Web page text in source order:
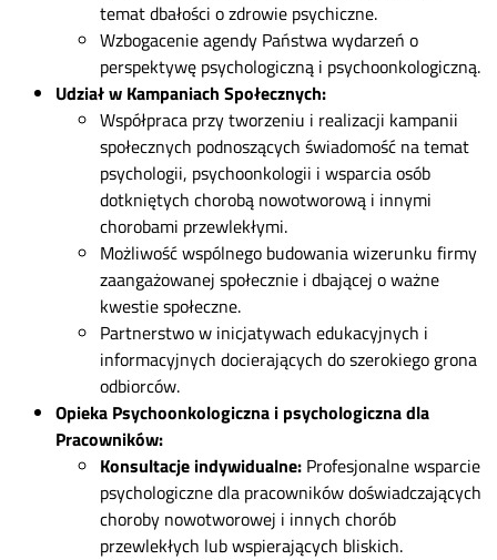
temat dbałości o zdrowie psychiczne.
Wzbogacenie agendy Państwa wydarzeń o
perspektywę psychologiczną i psychoonkologiczną.
Udział w Kampaniach Społecznych:
Współpraca przy tworzeniu i realizacji kampanii
społecznych podnoszących świadomość na temat
psychologii, psychoonkologii i wsparcia osób
dotkniętych chorobą nowotworową i innymi
chorobami przewlekłymi.
Możliwość wspólnego budowania wizerunku firmy
zaangażowanej społecznie i dbającej o ważne
kwestie społeczne.
Partnerstwo w inicjatywach edukacyjnych i
informacyjnych docierających do szerokiego grona
odbiorców.
Opieka Psychoonkologiczna i psychologiczna dla
Pracowników:
Konsultacje indywidualne: Profesjonalne wsparcie
psychologiczne dla pracowników doświadczających
choroby nowotworowej i innych chorób
przewlekłych lub wspierających bliskich.